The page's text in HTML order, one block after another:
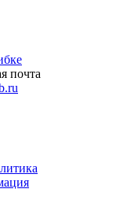
почта